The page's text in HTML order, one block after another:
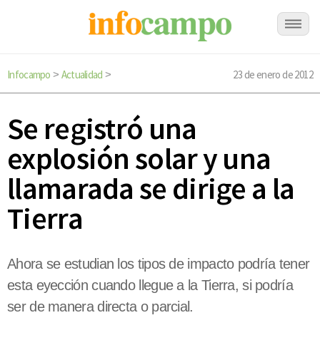
Infocampo > Actualidad > 23 de enero de 2012
Se registró una
explosión solar y una
llamarada se dirige a la
Tierra
Ahora se estudian los tipos de impacto podría tener
esta eyección cuando llegue a la Tierra, si podría
ser de manera directa o parcial.